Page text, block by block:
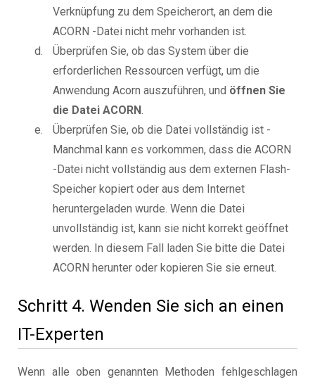
Verknüpfung zu dem Speicherort, an dem die
ACORN -Datei nicht mehr vorhanden ist.
Überprüfen Sie, ob das System über die
erforderlichen Ressourcen verfügt, um die
Anwendung Acorn auszuführen, und öffnen Sie
die Datei ACORN.
Überprüfen Sie, ob die Datei vollständig ist -
Manchmal kann es vorkommen, dass die ACORN
-Datei nicht vollständig aus dem externen Flash-
Speicher kopiert oder aus dem Internet
heruntergeladen wurde. Wenn die Datei
unvollständig ist, kann sie nicht korrekt geöffnet
werden. In diesem Fall laden Sie bitte die Datei
ACORN herunter oder kopieren Sie sie erneut.
Schritt 4. Wenden Sie sich an einen
IT-Experten
Wenn alle oben genannten Methoden fehlgeschlagen